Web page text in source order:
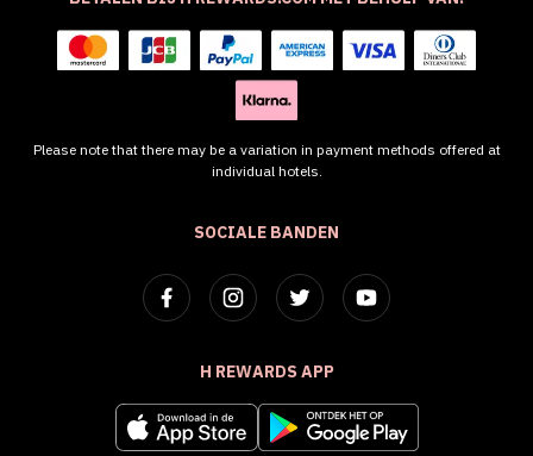
SOCIALE BANDEN
H REWARDS APP
Please note that there may be a variation in payment methods offered at
individual hotels.